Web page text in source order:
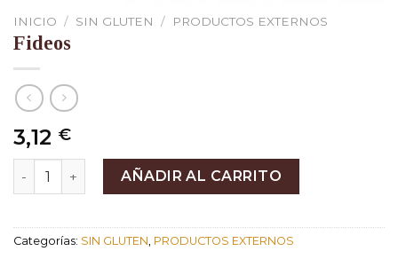
INICIO / SIN GLUTEN / PRODUCTOS EXTERNOS
Fideos
3,12 €
Fideos cantidad AÑADIR AL CARRITO
Categorías: SIN GLUTEN PRODUCTOS EXTERNOS